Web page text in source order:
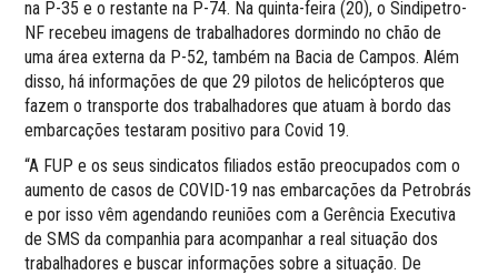
na P-35 e o restante na P-74. Na quinta-feira (20), o Sindipetro-
NF recebeu imagens de trabalhadores dormindo no chão de
uma área externa da P-52, também na Bacia de Campos. Além
disso, há informações de que 29 pilotos de helicópteros que
fazem o transporte dos trabalhadores que atuam à bordo das
embarcações testaram positivo para Covid 19.
“A FUP e os seus sindicatos filiados estão preocupados com o
aumento de casos de COVID-19 nas embarcações da Petrobrás
e por isso vêm agendando reuniões com a Gerência Executiva
de SMS da companhia para acompanhar a real situação dos
trabalhadores e buscar informações sobre a situação. De